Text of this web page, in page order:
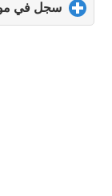
سجل في